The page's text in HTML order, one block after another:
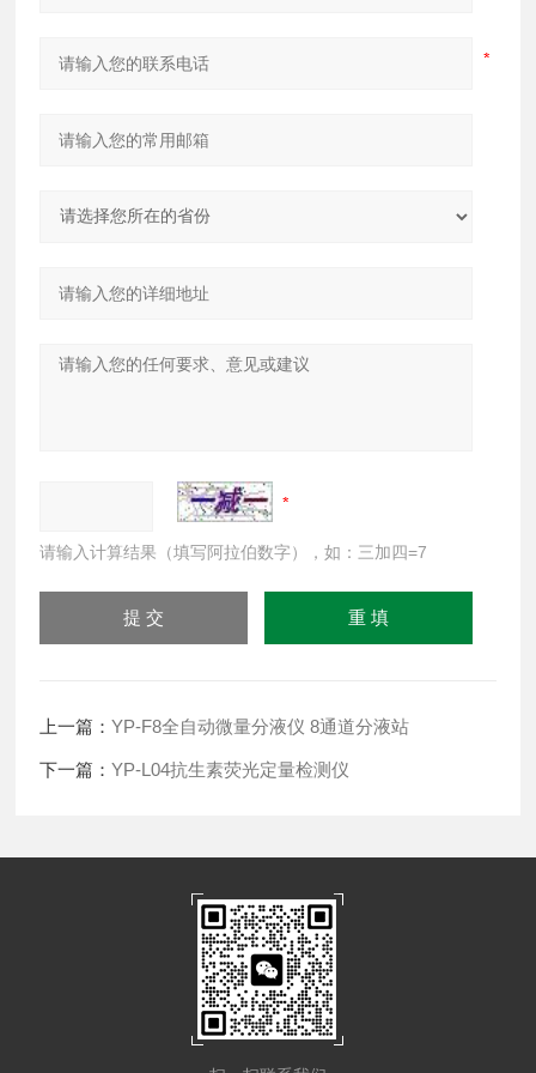
请输入计算结果（填写阿拉伯数字），如：三加四=7
上一篇：YP-F8全自动微量分液仪 8通道分液站
下一篇：YP-L04抗生素荧光定量检测仪